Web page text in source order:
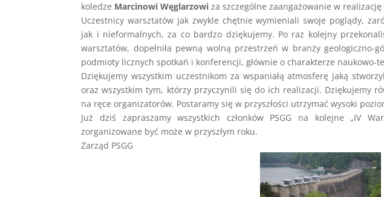
koledze Marcinowi Węglarzowi za szczególne zaangażowanie w
Uczestnicy warsztatów jak zwykle chętnie wymieniali swoje poglądy,
jak i nieformalnych, za co bardzo dziękujemy. Po raz kolejny
warsztatów, dopełniła pewną wolną przestrzeń w branży geologiczno-
podmioty licznych spotkań i konferencji, głównie o charakterze naukowo-
Dziękujemy wszystkim uczestnikom za wspaniałą atmosferę jaką
oraz wszystkim tym, którzy przyczynili się do ich realizacji. Dziękujemy
na ręce organizatorów. Postaramy się w przyszłości utrzymać wysoki
Już dziś zapraszamy wszystkich członków PSGG na kolejne „IV
zorganizowane być może w przyszłym roku.
Zarząd PSGG